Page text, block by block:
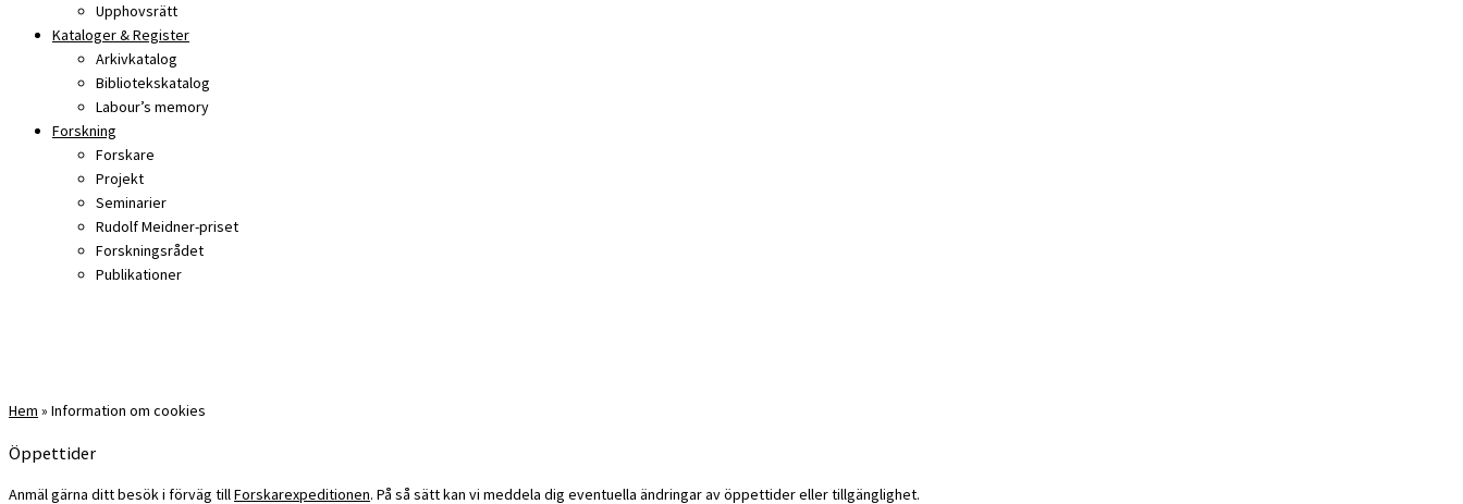
Upphovsrätt
Kataloger & Register
Arkivkatalog
Bibliotekskatalog
Labour’s memory
Forskning
Forskare
Projekt
Seminarier
Rudolf Meidner-priset
Forskningsrådet
Publikationer
Hem » Information om cookies
Öppettider
Anmäl gärna ditt besök i förväg tillForskarexpeditionen. På så sätt kan vi meddela dig eventuella ändringar av öppettider eller tillgänglighet.